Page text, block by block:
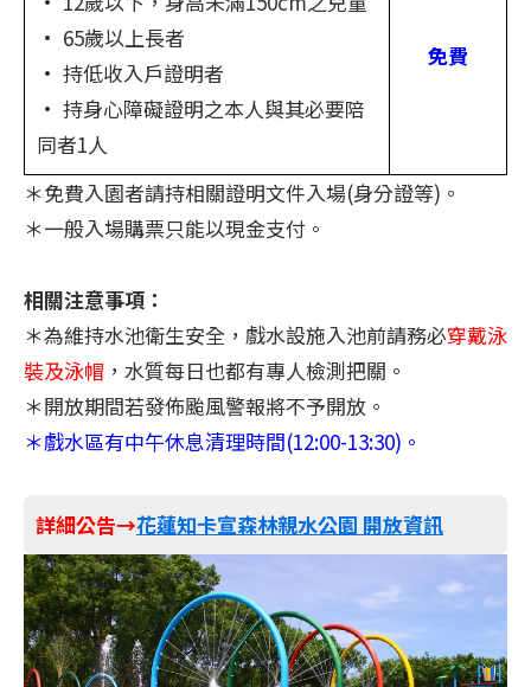
• 65歲以上長者
• 持低收入戶證明者
• 持身心障礙證明之本人與其必要陪
同者1人
免費
＊免費入園者請持相關證明文件入場(身分證等)。
＊一般入場購票只能以現金支付。
相關注意事項：
＊為維持水池衛生安全，戲水設施入池前請務必穿戴泳
裝及泳帽 ，水質每日也都有專人檢測把關。
＊開放期間若發佈颱風警報將不予開放。
＊戲水區有中午休息清理時間(12:00-13:30)。
詳細公告→花蓮知卡宣森林親水公園 開放資訊